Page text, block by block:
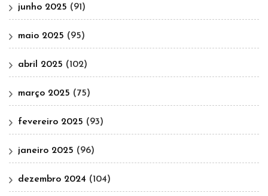
junho 2025 (91)
maio 2025 (95)
abril 2025 (102)
março 2025 (75)
fevereiro 2025 (93)
janeiro 2025 (96)
dezembro 2024 (104)